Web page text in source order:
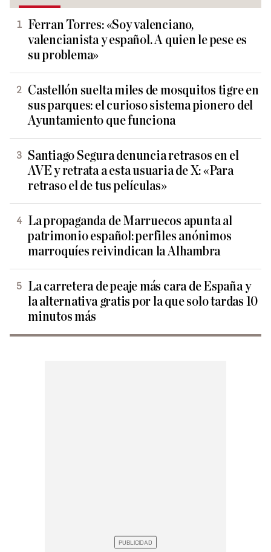
Ferran Torres: «Soy valenciano,
valencianista y español. A quien le pese es
su problema»
Castellón suelta miles de mosquitos tigre en
sus parques: el curioso sistema pionero del
Ayuntamiento que funciona
Santiago Segura denuncia retrasos en el
AVE y retrata a esta usuaria de X: «Para
retraso el de tus películas»
La propaganda de Marruecos apunta al
patrimonio español: perfiles anónimos
marroquíes reivindican la Alhambra
La carretera de peaje más cara de España y
la alternativa gratis por la que solo tardas 10
minutos más